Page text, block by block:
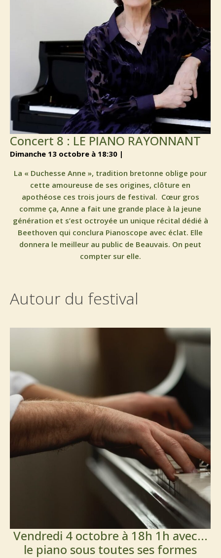
Concert 8 : LE PIANO RAYONNANT
dimanche 13 octobre à 18:30 |
La « Duchesse Anne », tradition bretonne oblige pour
cette amoureuse de ses origines, clôture en
apothéose ces trois jours de festival. Cœur gros
comme ça, Anne a fait une grande place à la jeune
génération et s’est octroyée un unique récital dédié à
Beethoven qui conclura Pianoscope avec éclat. Elle
donnera le meilleur au public de Beauvais. On peut
compter sur elle.
Autour du festival
Vendredi 4 octobre à 18h 1h avec...
le piano sous toutes ses formes